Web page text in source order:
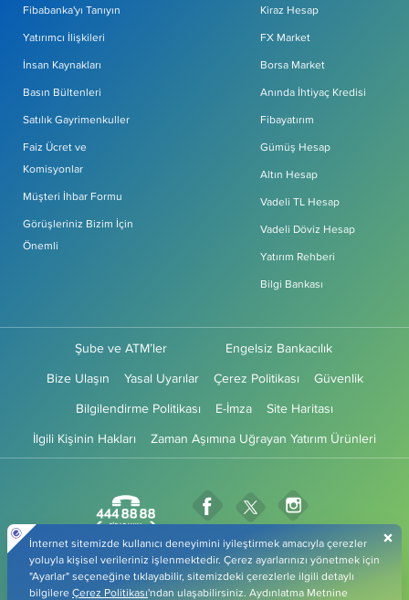
Fibabanka'yı Tanıyın
Yatırımcı İlişkileri
İnsan Kaynakları
Basın Bültenleri
Satılık Gayrimenkuller
Faiz Ücret ve
Komisyonlar
Müşteri İhbar Formu
Görüşleriniz Bizim İçin
Önemli
Kiraz Hesap
FX Market
Borsa Market
Anında İhtiyaç Kredisi
Fibayatırım
Gümüş Hesap
Altın Hesap
Vadeli TL Hesap
Vadeli Döviz Hesap
Yatırım Rehberi
Bilgi Bankası
Şube ve ATM’ler
Engelsiz Bankacılık
Bize Ulaşın
Yasal Uyarılar Çerez Politikası
Güvenlik
Bilgilendirme Politikası
E-İmza
Site Haritası
İlgili Kişinin Hakları
Zaman Aşımına Uğrayan Yatırım Ürünleri
Fibabanka Facebook Sayfası
Fibabanka Twitter
Fibabanka
Fibabanka LinkedIn Sayfası
Fibabanka YouTube
Fibabanka TikTok